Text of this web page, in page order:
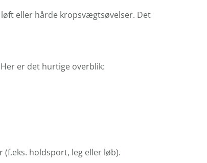
eller hårde kropsvægtsøvelser. Det
er det hurtige overblik:
holdsport, leg eller løb).